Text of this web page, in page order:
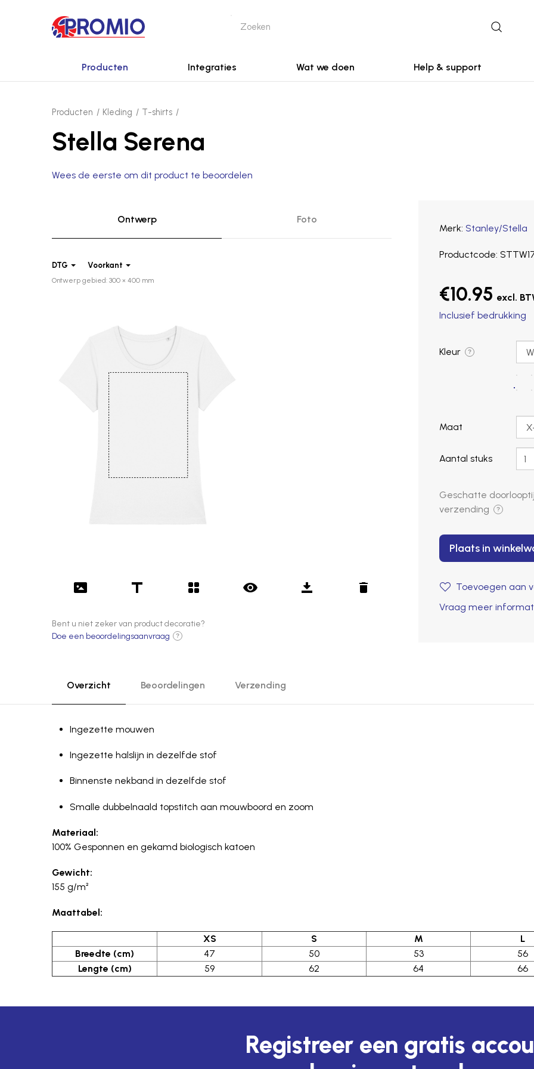
Producten Integraties Wat we doen Help & support
Producten Kleding T-shirts
Stella Serena
Wees de eerste om dit product te beoordelen
Ontwerp Foto
DTG Voorkant
Ontwerp gebied: 300 × 400 mm
Bent u niet zeker van product decoratie?
Doe een beoordelingsaanvraag
?
Merk Stanley/Stella
Productcode
€10.95
Inclusief bedrukking
Kleur ?
Maat
Aantal stuks
Geschatte
verzending
?
Plaats in
Toevoegen aan
Vraag meer
Overzicht Beoordelingen Verzending
Ingezette mouwen
Ingezette halslijn in dezelfde stof
Binnenste nekband in dezelfde stof
Smalle dubbelnaald topstitch aan mouwboord en zoom
Materiaal:
100% Gesponnen en gekamd biologisch katoen
Gewicht:
155 g/m²
Maattabel:
XS S M L
Breedte (cm)
47 50 53 56
Lengte (cm)
59 62 64 66
Registreer een gratis